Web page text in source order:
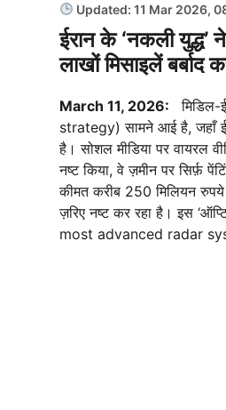
Updated: 11 Mar 2026,
ईरान के ‘नकली युद्ध’
लाखों मिसाइलें बर्बाद
March 11, 2026:
strategy) सामने आई है, जहाँ
है। सोशल मीडिया पर वायरल
नष्ट किया, वे ज़मीन पर सिर्फ़
कीमत करीब 250 मिलियन
ज़रिए नष्ट कर रहा है। इस
most advanced radar